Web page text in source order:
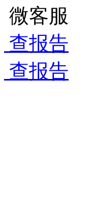
微客服
查报告
查报告